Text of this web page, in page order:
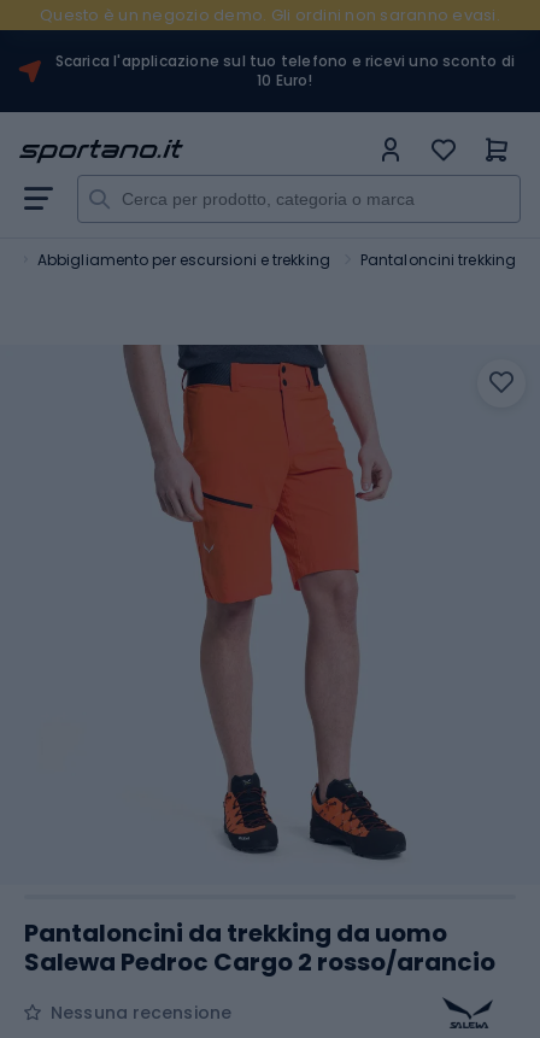
Questo è un negozio demo. Gli ordini non saranno evasi.
Scarica l'applicazione sul tuo telefono e ricevi uno sconto di
10 Euro!
Abbigliamento per escursioni e trekking Pantaloncini trekking
Pantaloncini da trekking da uomo
Salewa Pedroc Cargo 2 rosso/arancio
Nessuna recensione